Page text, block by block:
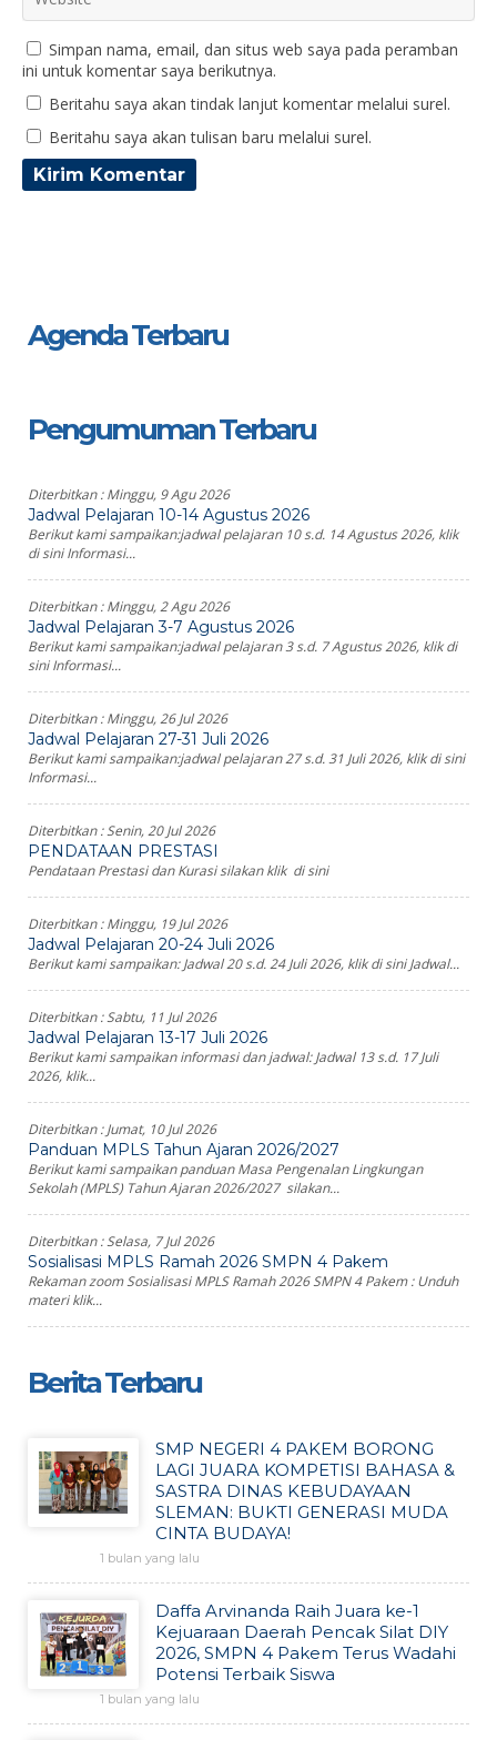
Simpan nama, email, dan situs web saya pada peramban
ini untuk komentar saya berikutnya.
Beritahu saya akan tindak lanjut komentar melalui surel.
Beritahu saya akan tulisan baru melalui surel.
Agenda Terbaru
Pengumuman Terbaru
Diterbitkan :Minggu, 9 Agu 2026
Jadwal Pelajaran 10-14 Agustus 2026
Berikut kami sampaikan:jadwal pelajaran 10 s.d. 14 Agustus 2026, klik
di sini Informasi...
Diterbitkan :Minggu, 2 Agu 2026
Jadwal Pelajaran 3-7 Agustus 2026
Berikut kami sampaikan:jadwal pelajaran 3 s.d. 7 Agustus 2026, klik di
sini Informasi...
Diterbitkan :Minggu, 26 Jul 2026
Jadwal Pelajaran 27-31 Juli 2026
Berikut kami sampaikan:jadwal pelajaran 27 s.d. 31 Juli 2026, klik di sini
Informasi...
Diterbitkan :Senin, 20 Jul 2026
PENDATAAN PRESTASI
Pendataan Prestasi dan Kurasi silakan klik di sini
Diterbitkan :Minggu, 19 Jul 2026
Jadwal Pelajaran 20-24 Juli 2026
Berikut kami sampaikan: Jadwal 20 s.d. 24 Juli 2026, klik di sini Jadwal...
Diterbitkan :Sabtu, 11 Jul 2026
Jadwal Pelajaran 13-17 Juli 2026
Berikut kami sampaikan informasi dan jadwal: Jadwal 13 s.d. 17 Juli
2026, klik...
Diterbitkan :Jumat, 10 Jul 2026
Panduan MPLS Tahun Ajaran 2026/2027
Berikut kami sampaikan panduan Masa Pengenalan Lingkungan
Sekolah (MPLS) Tahun Ajaran 2026/2027 silakan...
Diterbitkan :Selasa, 7 Jul 2026
Sosialisasi MPLS Ramah 2026 SMPN 4 Pakem
Rekaman zoom Sosialisasi MPLS Ramah 2026 SMPN 4 Pakem : Unduh
materi klik...
Berita Terbaru
SMP NEGERI 4 PAKEM BORONG
LAGI JUARA KOMPETISI BAHASA &
SASTRA DINAS KEBUDAYAAN
SLEMAN: BUKTI GENERASI MUDA
CINTA BUDAYA!
1 bulan yang lalu
Daffa Arvinanda Raih Juara ke-1
Kejuaraan Daerah Pencak Silat DIY
2026, SMPN 4 Pakem Terus Wadahi
Potensi Terbaik Siswa
1 bulan yang lalu